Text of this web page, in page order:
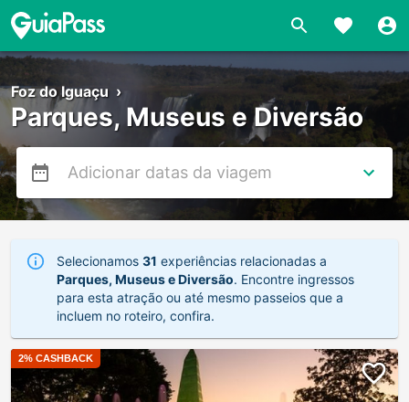
Foz do Iguaçu ›
Parques, Museus e Diversão
Selecionamos 31 experiências relacionadas a
Parques, Museus e Diversão. Encontre ingressos
para esta atração ou até mesmo passeios que a
incluem no roteiro, confira.
2% CASHBACK